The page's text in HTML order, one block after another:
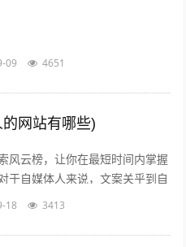
09 4651
网站有哪些)
风云榜，让你在最短时间内掌握
于自媒体人来说，文案关乎到自
题而自己的写作方向和文案编辑
18 3413